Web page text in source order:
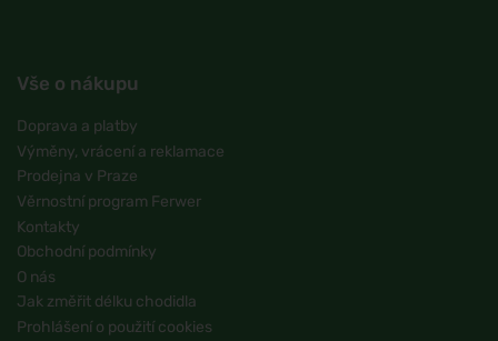
Vše o nákupu
Doprava a platby
Výměny, vrácení a reklamace
Prodejna v Praze
Věrnostní program Ferwer
Kontakty
Obchodní podmínky
O nás
Jak změřit délku chodidla
Prohlášení o použití cookies